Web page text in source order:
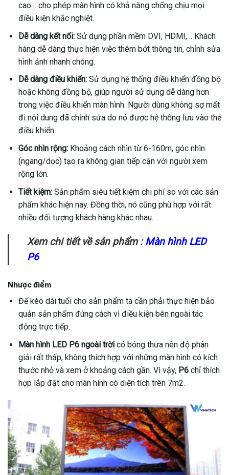
cao… cho phép màn hình có khả năng chống chịu mọi
điều kiện khắc nghiệt.
Dễ dàng kết nối:Sử dụng phần mềm DVI, HDMI,… Khách
hàng dễ dàng thực hiện việc thêm bớt thông tin, chỉnh sửa
hình ảnh nhanh chóng.
Dễ dàng điều khiển:Sử dụng hệ thống điều khiển đồng bộ
hoặc không đồng bộ, giúp người sử dụng dễ dàng hơn
trong việc điều khiển màn hình. Người dùng không sợ mất
đi nội dung đã chỉnh sửa do nó được hệ thống lưu vào thẻ
điều khiển.
Góc nhìn rộng:Khoảng cách nhìn từ 6-160m, góc nhìn
(ngang/dọc) tạo ra không gian tiếp cận với người xem
rộng lớn.
Tiết kiệm:Sản phẩm siêu tiết kiệm chi phí so với các sản
phẩm khác hiện nay. Đồng thời, nó cũng phù hợp với rất
nhiều đối tượng khách hàng khác nhau.
Xem chi tiết về sản phẩm :Màn hình LED
P6
Nhược điểm
Để kéo dài tuổi cho sản phẩm ta cần phải thực hiện bảo
quản sản phẩm đúng cách vì điều kiện bên ngoài tác
động trực tiếp.
Màn hình LED P6 ngoài trờicó bóng thưa nên độ phân
giải rất thấp, không thích hợp với những màn hình có kích
thước nhỏ và xem ở khoảng cách gần. Vì vậy, P6chỉ thích
hợp lắp đặt cho màn hình có diện tích trên 7m2.